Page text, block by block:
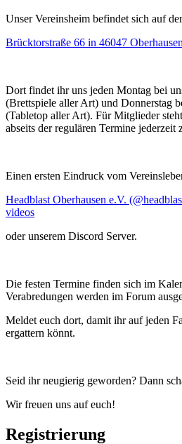
Unser Vereinsheim befindet sich auf der
Brücktorstraße 66 in 46047 Oberhausen
Dort findet ihr uns jeden Montag bei
(Brettspiele aller Art) und Donnerstag
(Tabletop aller Art). Für Mitglieder
abseits der regulären Termine jederzeit
Einen ersten Eindruck vom
Headblast Oberhausen e.V.
videos
oder unserem Discord Server.
Die festen Termine finden sich im
Verabredungen werden im Forum
Meldet euch dort, damit ihr auf jeden
ergattern könnt.
Seid ihr neugierig geworden? Dann
Wir freuen uns auf euch!
Registrierung